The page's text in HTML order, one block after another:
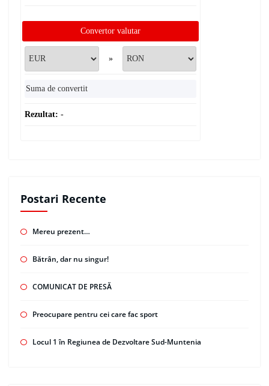
Convertor valutar
»
Rezultat: -
Postari Recente
Mereu prezent…
Bătrân, dar nu singur!
COMUNICAT DE PRESĂ
Preocupare pentru cei care fac sport
Locul 1 în Regiunea de Dezvoltare Sud-Muntenia